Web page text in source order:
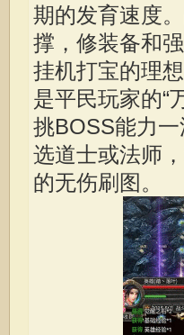
期的发育速度
撑，修装备和
挂机打宝的理
是平民玩家的“
挑BOSS能力
选道士或法师
的无伤刷图。